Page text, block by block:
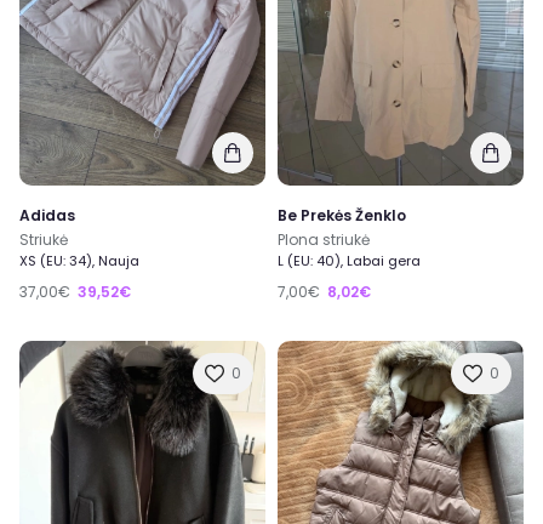
Adidas
Striukė
XS (EU: 34), Nauja
37,00€ 39,52€
Be Prekės Ženklo
Plona striukė
L (EU: 40), Labai gera
7,00€ 8,02€
0 0